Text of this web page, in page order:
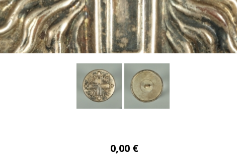
0,00 €